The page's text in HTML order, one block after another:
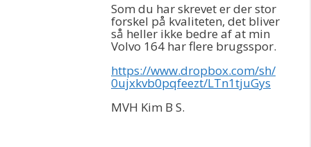
Som du har skrevet er der stor
forskel på kvaliteten, det bliver
så heller ikke bedre af at min
Volvo 164 har flere brugsspor.
https://www.dropbox.com/sh/
0ujxkvb0pqfeezt/LTn1tjuGys
MVH Kim B S.